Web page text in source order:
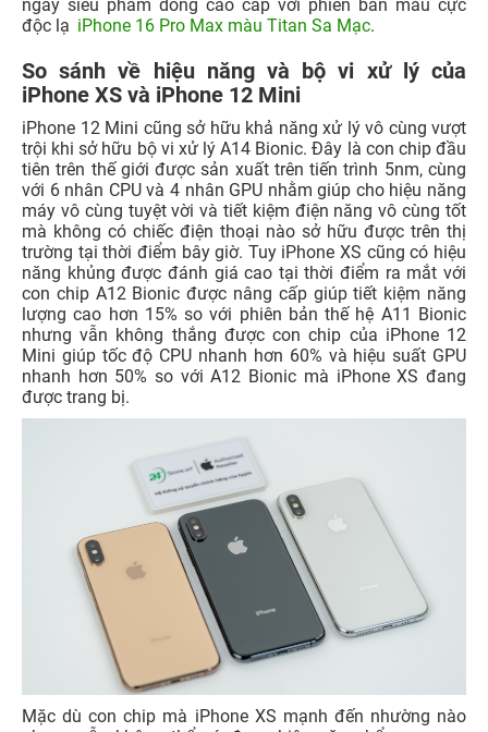
Tuy nhiên đối với phiên bản iPhone 12 Mini sẽ không có
camera tele cho khả năng zoom quang học, đây là tính
năng đối với nhiều người dùng công nghệ là không cần
thiết và người dùng thường bỏ quan để có thể đổi lấy
mức giá tốt hơn. Qua đây, ta có thể thấy iPhone 12 Mini
tuy không nhiều cải tiến mới về hiệu năng camera nhưng
vẫn có thể cho ra những bức ảnh tuyệt vời. Khám phá
ngay siêu phẩm dòng cao cấp với phiên bản màu cực
độc lạiPhone 16 Pro Max màu Titan Sa Mạc.
So sánh về hiệu năng và bộ vi xử lý của
iPhone XS và iPhone 12 Mini
iPhone 12 Mini cũng sở hữu khả năng xử lý vô cùng vượt
trội khi sở hữu bộ vi xử lý A14 Bionic. Đây là con chip đầu
với 6 nhân CPU và 4 nhân GPU nhằm giúp cho hiệu năng
máy vô cùng tuyệt vời và tiết kiệm điện năng vô cùng tốt
mà không có chiếc điện thoại nào sở hữu được trên thị
trường tại thời điểm bây giờ. Tuy iPhone XS cũng có hiệu
năng khủng được đánh giá cao tại thời điểm ra mắt với
con chip A12 Bionic được nâng cấp giúp tiết kiệm năng
lượng cao hơn 15% so với phiên bản thế hệ A11 Bionic
nhưng vẫn không thắng được con chip của iPhone 12
Mini giúp tốc độ CPU nhanh hơn 60% và hiệu suất GPU
nhanh hơn 50% so với A12 Bionic mà iPhone XS đang
được trang bị.